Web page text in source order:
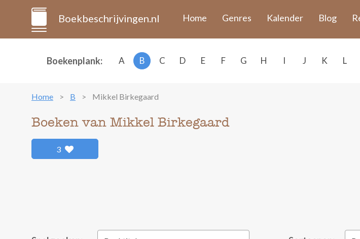
Boekbeschrijvingen.nl Home Genres Kalender Blog
Boekenplank: A B C D E F G H I J K L
Home B Mikkel Birkegaard
Boeken van Mikkel Birkegaard
3